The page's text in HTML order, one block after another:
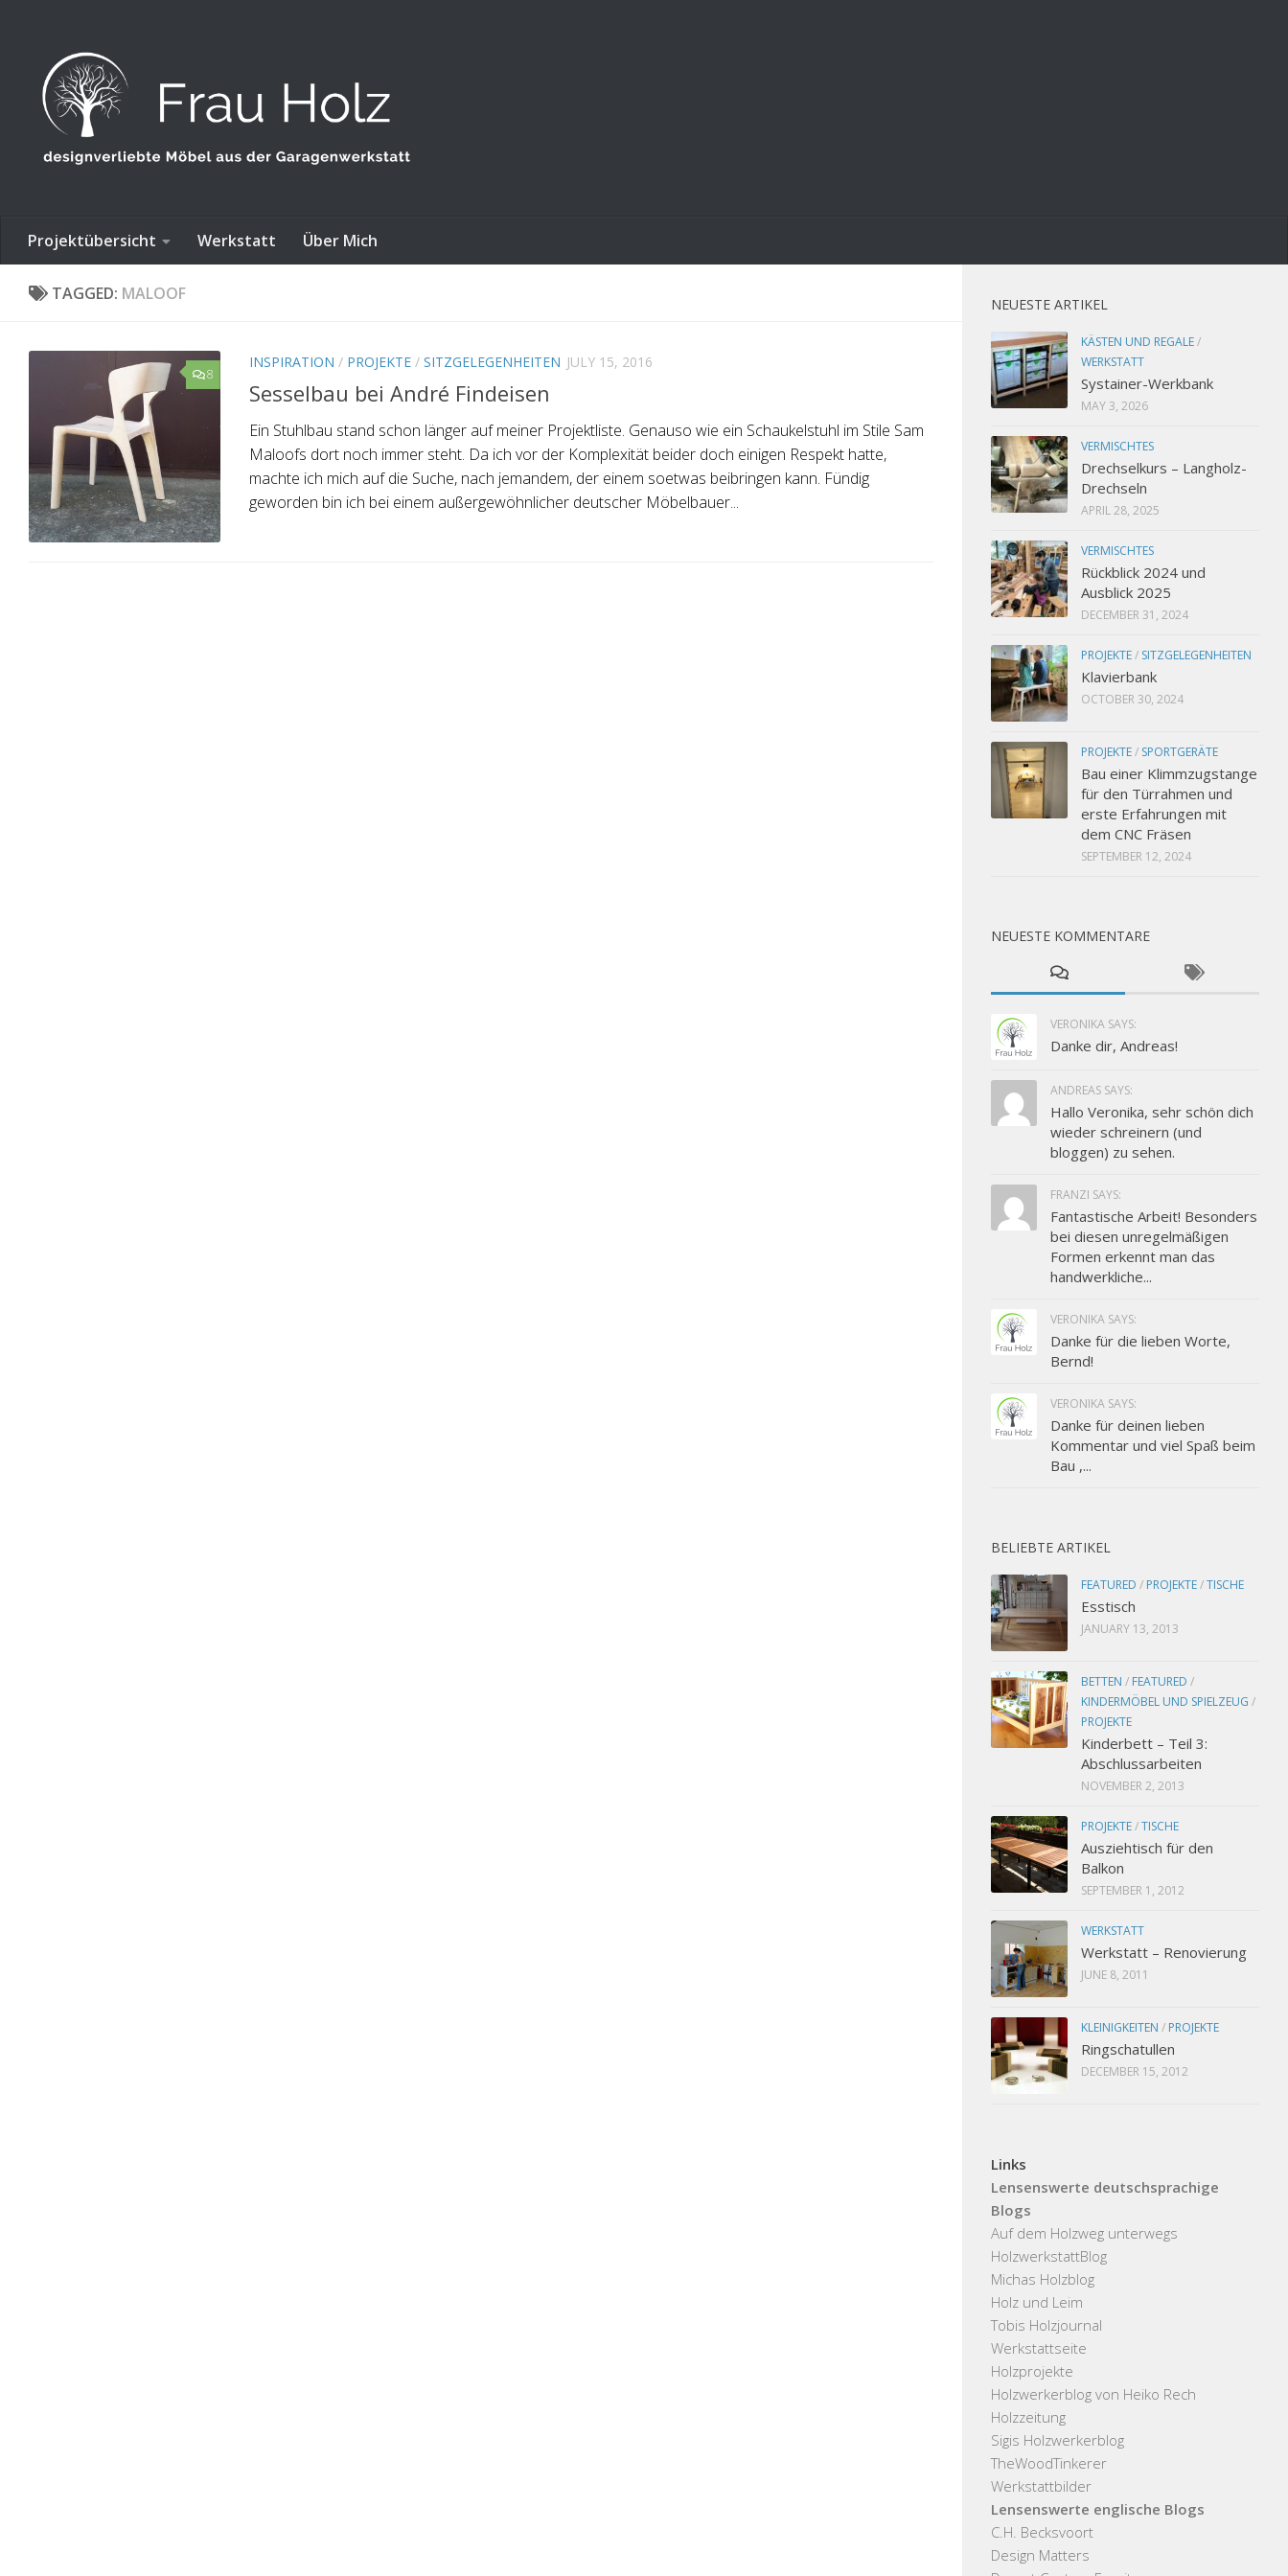
Projektübersicht Werkstatt Über Mich
TAGGED: MALOOF
8
INSPIRATION / PROJEKTE / SITZGELEGENHEITEN JULY 15, 2016
Sesselbau bei André Findeisen
Ein Stuhlbau stand schon länger auf meiner Projektliste. Genauso wie ein Schaukelstuhl im Stile Sam
Maloofs dort noch immer steht. Da ich vor der Komplexität beider doch einigen Respekt hatte,
machte ich mich auf die Suche, nach jemandem, der einem soetwas beibringen kann. Fündig
geworden bin ich bei einem außergewöhnlicher deutscher Möbelbauer...
NEUESTE ARTIKEL
KÄSTEN UND REGALE/
WERKSTATT
Systainer-Werkbank
MAY 3, 2026
VERMISCHTES
Drechselkurs – Langholz-
Drechseln
APRIL 28, 2025
VERMISCHTES
Rückblick 2024 und
Ausblick 2025
DECEMBER 31, 2024
PROJEKTE/ SITZGELEGENHEITEN
Klavierbank
OCTOBER 30, 2024
PROJEKTE/ SPORTGERÄTE
Bau einer Klimmzugstange
für den Türrahmen und
erste Erfahrungen mit
dem CNC Fräsen
SEPTEMBER 12, 2024
NEUESTE KOMMENTARE
VERONIKA SAYS:
Danke dir, Andreas!
ANDREAS SAYS:
Hallo Veronika, sehr schön dich
wieder schreinern (und
bloggen) zu sehen.
FRANZI SAYS:
Fantastische Arbeit! Besonders
bei diesen unregelmäßigen
Formen erkennt man das
handwerkliche...
VERONIKA SAYS:
Danke für die lieben Worte,
Bernd!
VERONIKA SAYS:
Danke für deinen lieben
Kommentar und viel Spaß beim
Bau ,...
BELIEBTE ARTIKEL
FEATURED / PROJEKTE/TISCHE
Esstisch
JANUARY 13, 2013
BETTEN / FEATURED /
KINDERMÖBEL UND SPIELZEUG /
PROJEKTE
Kinderbett – Teil 3:
Abschlussarbeiten
NOVEMBER 2, 2013
PROJEKTE/TISCHE
Ausziehtisch für den
Balkon
SEPTEMBER 1, 2012
WERKSTATT
Werkstatt – Renovierung
JUNE 8, 2011
KLEINIGKEITEN / PROJEKTE
Ringschatullen
DECEMBER 15, 2012
Links
Lensenswerte deutschsprachige
Blogs
Auf dem Holzweg unterwegs
HolzwerkstattBlog
Michas Holzblog
Holz und Leim
Tobis Holzjournal
Werkstattseite
Holzprojekte
Holzwerkerblog von Heiko Rech
Holzzeitung
Sigis Holzwerkerblog
TheWoodTinkerer
Werkstattbilder
Lensenswerte englische Blogs
C.H. Becksvoort
Design Matters